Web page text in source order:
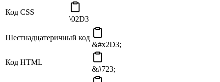
Код CSS
\02D3
Шестнадцатеричный код
&#x2D3;
Код HTML
&#723;